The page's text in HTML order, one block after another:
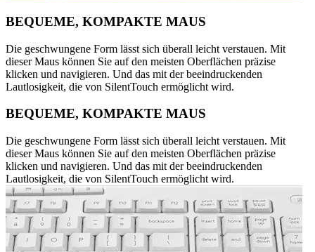
BEQUEME, KOMPAKTE MAUS
Die geschwungene Form lässt sich überall leicht verstauen. Mit
dieser Maus können Sie auf den meisten Oberflächen präzise
klicken und navigieren. Und das mit der beeindruckenden
Lautlosigkeit, die von SilentTouch ermöglicht wird.
BEQUEME, KOMPAKTE MAUS
Die geschwungene Form lässt sich überall leicht verstauen. Mit
dieser Maus können Sie auf den meisten Oberflächen präzise
klicken und navigieren. Und das mit der beeindruckenden
Lautlosigkeit, die von SilentTouch ermöglicht wird.